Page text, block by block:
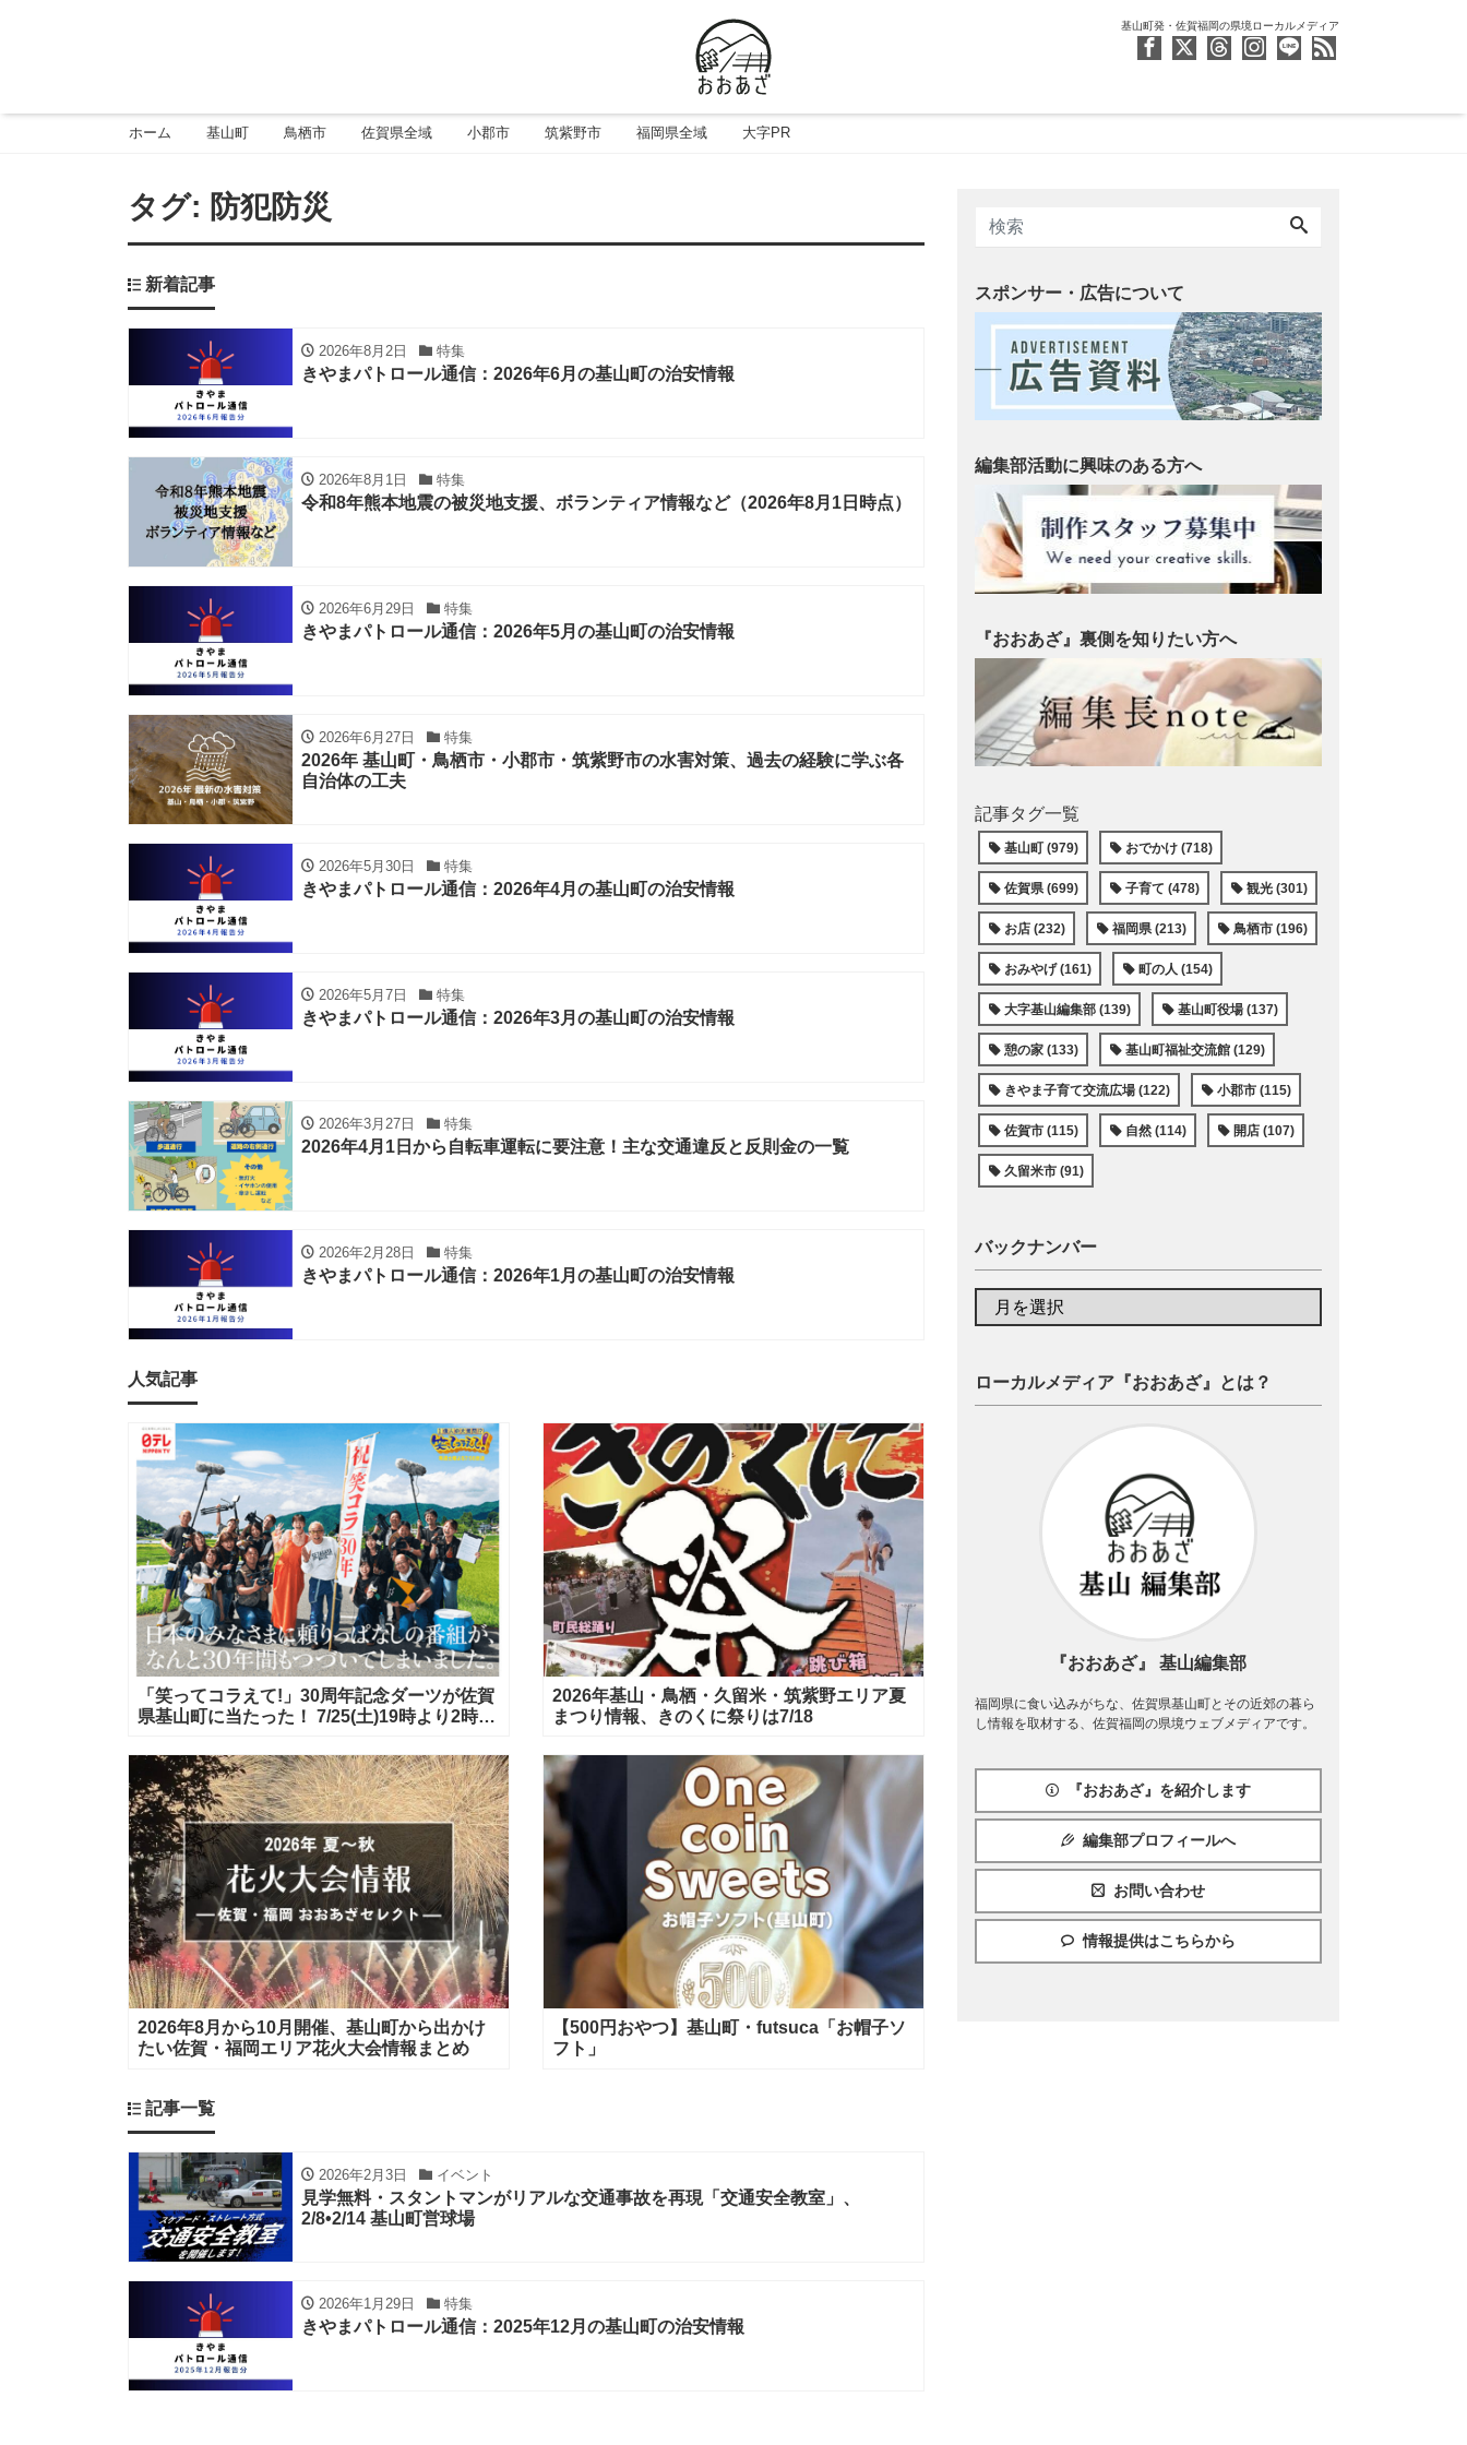
基山町発・佐賀福岡の県境ローカルメディア
ホーム 基山町 鳥栖市 佐賀県全域 小郡市 筑紫野市 福岡県全域 大字PR
タグ: 防犯防災
新着記事
2026年8月2日 特集
きやまパトロール通信：2026年6月の基山町の治安情報
2026年8月1日 特集
令和8年熊本地震の被災地支援、ボランティア情報など（2026年8月1日時点）
2026年6月29日 特集
きやまパトロール通信：2026年5月の基山町の治安情報
2026年6月27日 特集
2026年 基山町・鳥栖市・小郡市・筑紫野市の水害対策、過去の経験に学ぶ各
自治体の工夫
2026年5月30日 特集
きやまパトロール通信：2026年4月の基山町の治安情報
2026年5月7日 特集
きやまパトロール通信：2026年3月の基山町の治安情報
2026年3月27日 特集
2026年4月1日から自転車運転に要注意！主な交通違反と反則金の一覧
2026年2月28日 特集
きやまパトロール通信：2026年1月の基山町の治安情報
人気記事
「笑ってコラえて!」30周年記念ダーツが佐賀
県基山町に当たった！ 7/25(土)19時より2時間
2026年基山・鳥栖・久留米・筑紫野エリア夏
まつり情報、きのくに祭りは7/18
2026年8月から10月開催、基山町から出かけ
たい佐賀・福岡エリア花火大会情報まとめ
【500円おやつ】基山町・futsuca「お帽子ソ
フト」
記事一覧
2026年2月3日 イベント
見学無料・スタントマンがリアルな交通事故を再現「交通安全教室」、
2/8•2/14 基山町営球場
2026年1月29日 特集
きやまパトロール通信：2025年12月の基山町の治安情報
スポンサー・広告について
編集部活動に興味のある方へ
『おおあざ』裏側を知りたい方へ
記事タグ一覧
基山町 (979) おでかけ (718)
佐賀県 (699) 子育て (478) 観光 (301)
お店 (232) 福岡県 (213) 鳥栖市 (196)
おみやげ (161) 町の人 (154)
大字基山編集部 (139) 基山町役場 (137)
憩の家 (133) 基山町福祉交流館 (129)
きやま子育て交流広場 (122) 小郡市 (115)
佐賀市 (115) 自然 (114) 開店 (107)
久留米市 (91)
バックナンバー
ローカルメディア『おおあざ』とは？
『おおあざ』 基山編集部
福岡県に食い込みがちな、佐賀県基山町とその近郊の暮ら
し情報を取材する、佐賀福岡の県境ウェブメディアです。
『おおあざ』を紹介します
編集部プロフィールへ
お問い合わせ
情報提供はこちらから